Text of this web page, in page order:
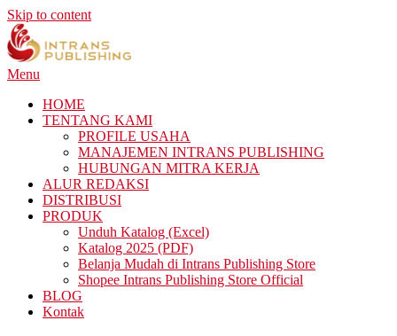
Skip to content
Menu
HOME
TENTANG KAMI
PROFILE USAHA
MANAJEMEN INTRANS PUBLISHING
HUBUNGAN MITRA KERJA
ALUR REDAKSI
DISTRIBUSI
PRODUK
Unduh Katalog (Excel)
Katalog 2025 (PDF)
Belanja Mudah di Intrans Publishing Store
Shopee Intrans Publishing Store Official
BLOG
Kontak